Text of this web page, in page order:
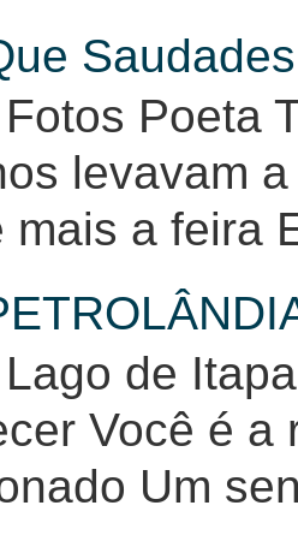
Fotos Poeta
levavam
mais a feira
Lago de
Você é a
Um